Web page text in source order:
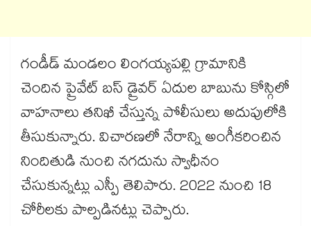
గండీడ్​ మండలం లింగయ్యపల్లి గ్రామానికి
చెందిన ప్రైవేట్​ బస్​ డ్రైవర్​ ఏదుల బాబును కోస్గిలో
వాహనాలు తనిఖీ చేస్తున్న పోలీసులు అదుపులోకి
తీసుకున్నారు. విచారణలో నేరాన్ని అంగీకరించిన
నిందితుడి నుంచి నగదును స్వాధీనం
చేసుకున్నట్లు ఎస్పీ తెలిపారు. 2022 నుంచి 18
చోరీలకు పాల్పడినట్లు చెప్పారు.